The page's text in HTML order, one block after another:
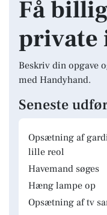
Få
private
Beskriv din opgave
med Handyhand.
Seneste
Opsætning af
lille reol
Havemand søges
Hæng lampe op
Opsætning af tv